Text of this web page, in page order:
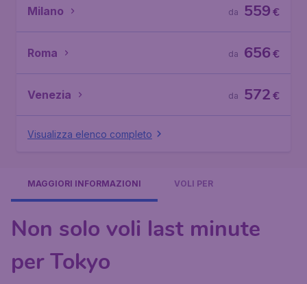
Milano €
559
da
Roma €
656
da
Venezia €
572
da
Visualizza elenco completo
MAGGIORI INFORMAZIONI VOLI PER
Non solo voli last minute
per Tokyo